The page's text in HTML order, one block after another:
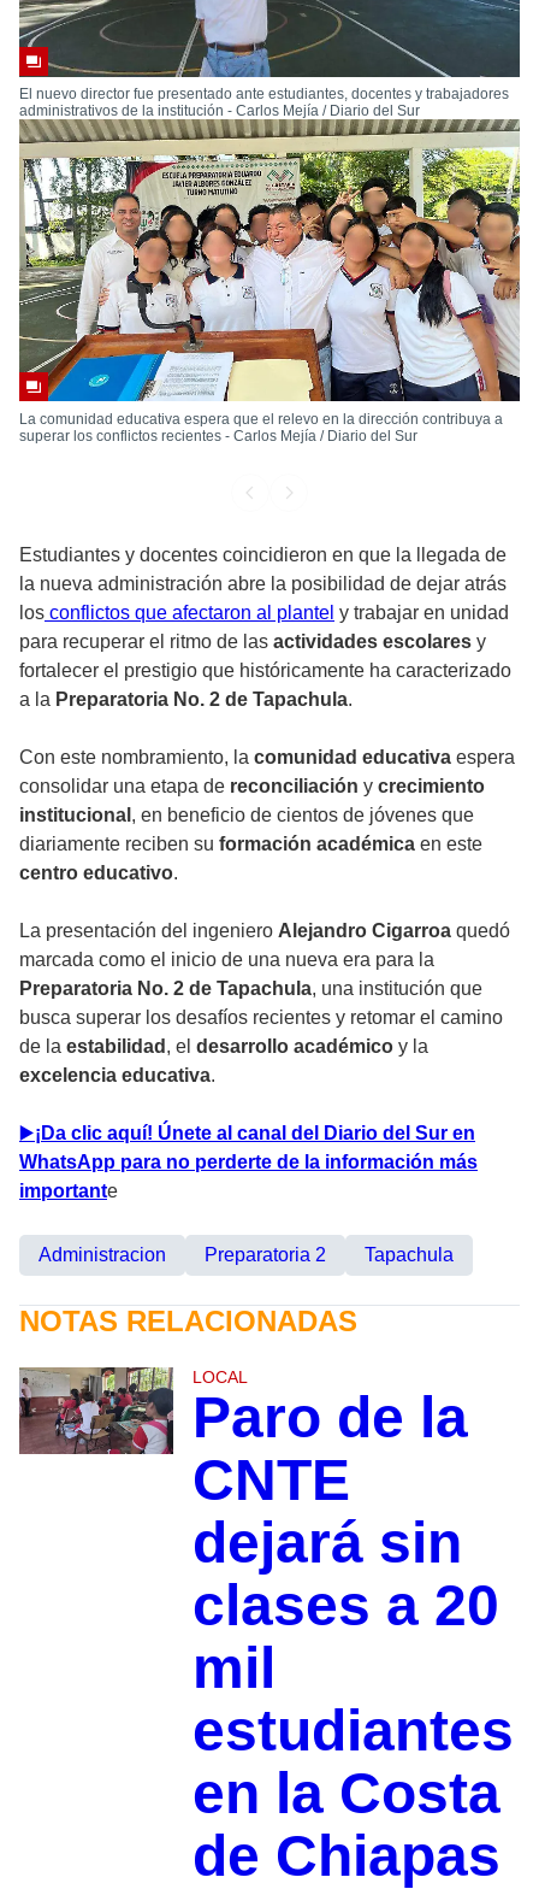
El nuevo director fue presentado ante estudiantes, docentes y trabajadores
administrativos de la institución - Carlos Mejía / Diario del Sur
La comunidad educativa espera que el relevo en la dirección contribuya a
superar los conflictos recientes - Carlos Mejía / Diario del Sur
Estudiantes y docentes coincidieron en que la llegada de
la nueva administración abre la posibilidad de dejar atrás
los conflictos que afectaron al plantel y trabajar en unidad
para recuperar el ritmo de las actividades escolares y
fortalecer el prestigio que históricamente ha caracterizado
a la Preparatoria No. 2 de Tapachula.
Con este nombramiento, la comunidad educativa espera
consolidar una etapa de reconciliación y crecimiento
institucional , en beneficio de cientos de jóvenes que
diariamente reciben su formación académica en este
centro educativo.
La presentación del ingeniero Alejandro Cigarroa quedó
marcada como el inicio de una nueva era para la
Preparatoria No. 2 de Tapachula, una institución que
busca superar los desafíos recientes y retomar el camino
de la estabilidad , el desarrollo académico y la
excelencia educativa.
▶️¡Da clic aquí! Únete al canal del Diario del Sur en
WhatsApp para no perderte de la información más
importante
Administracion Preparatoria 2 Tapachula
NOTAS RELACIONADAS
LOCAL
Paro de la
CNTE
dejará sin
clases a 20
mil
estudiantes
en la Costa
de Chiapas